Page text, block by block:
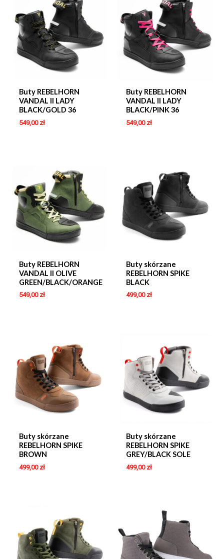
Buty REBELHORN
VANDAL II LADY
BLACK/GOLD 36
549,00 zł
Buty REBELHORN
VANDAL II LADY
BLACK/PINK 36
549,00 zł
Buty REBELHORN
VANDAL II OLIVE
GREEN/BLACK/ORANGE
549,00 zł
Buty skórzane
REBELHORN SPIKE
BLACK
499,00 zł
Buty skórzane
REBELHORN SPIKE
BROWN
499,00 zł
Buty skórzane
REBELHORN SPIKE
GREY/BLACK SOLE
499,00 zł